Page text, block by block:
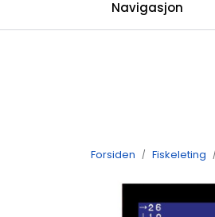
Skip to main contentNavigasjon
Forsiden Fiskeleting